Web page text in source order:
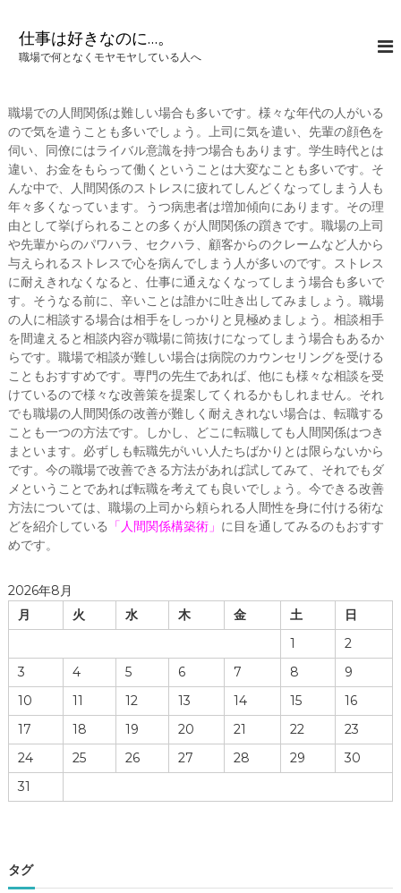
ス
キ
ッ
プ
仕事は好きなのに…。
職場で何となくモヤモヤしている人へ
職場での人間関係は難しい場合も多いです。様々な年代の人がいる
ので気を遣うことも多いでしょう。上司に気を遣い、先輩の顔色を
伺い、同僚にはライバル意識を持つ場合もあります。学生時代とは
違い、お金をもらって働くということは大変なことも多いです。そ
んな中で、人間関係のストレスに疲れてしんどくなってしまう人も
年々多くなっています。うつ病患者は増加傾向にあります。その理
由として挙げられることの多くが人間関係の躓きです。職場の上司
や先輩からのパワハラ、セクハラ、顧客からのクレームなど人から
与えられるストレスで心を病んでしまう人が多いのです。ストレス
に耐えきれなくなると、仕事に通えなくなってしまう場合も多いで
す。そうなる前に、辛いことは誰かに吐き出してみましょう。職場
の人に相談する場合は相手をしっかりと見極めましょう。相談相手
を間違えると相談内容が職場に筒抜けになってしまう場合もあるか
らです。職場で相談が難しい場合は病院のカウンセリングを受ける
こともおすすめです。専門の先生であれば、他にも様々な相談を受
けているので様々な改善策を提案してくれるかもしれません。それ
でも職場の人間関係の改善が難しく耐えきれない場合は、転職する
ことも一つの方法です。しかし、どこに転職しても人間関係はつき
まといます。必ずしも転職先がいい人たちばかりとは限らないから
です。今の職場で改善できる方法があれば試してみて、それでもダ
メということであれば転職を考えても良いでしょう。今できる改善
方法については、職場の上司から頼られる人間性を身に付ける術な
どを紹介している 「人間関係構築術」 に目を通してみるのもおすす
めです。
2026年8月
月
火 水 木 金 土
日
1
2
3
4 5 6 7 8
9
10
11 12 13 14 15
16
17
18 19 20 21 22
23
24
25 26 27 28 29
30
31
タグ